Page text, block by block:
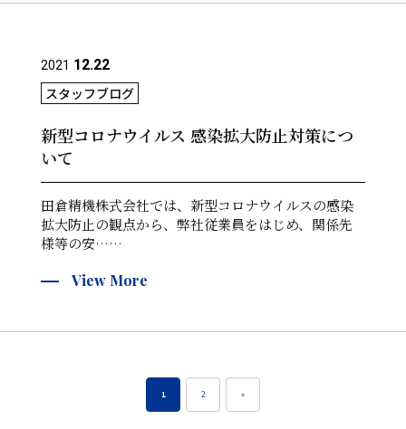
2021 12.22
スタッフブログ
新型コロナウイルス 感染拡大防止対策につ
いて
田倉精機株式会社では、新型コロナウイルスの感染
拡大防止の観点から、弊社従業員をはじめ、関係先
様等の安……
View More
1 2 »